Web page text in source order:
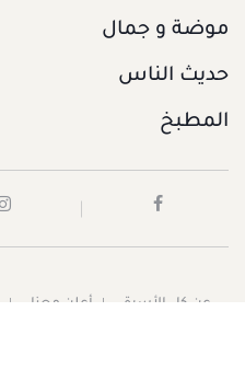
موضة و جمال
حديث الناس
المطبخ
عن كل الأسرة أعلن معنا